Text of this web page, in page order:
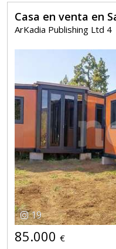
Casa en venta en
ArKadia Publishing Ltd 4
19
85.000 €